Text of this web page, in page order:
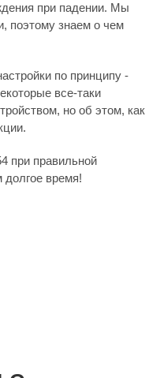
при падении. Мы
поэтому знаем о чем
по принципу -
все-таки
но об этом, как
при правильной
долгое время!